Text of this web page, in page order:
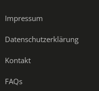
Impressum
Datenschutzerklärung
Kontakt
FAQs